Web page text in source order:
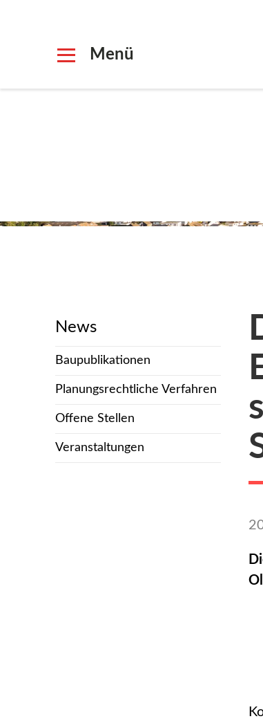
News
Baupublikationen
Planungsrechtliche Verfahren
Offene Stellen
Veranstaltungen